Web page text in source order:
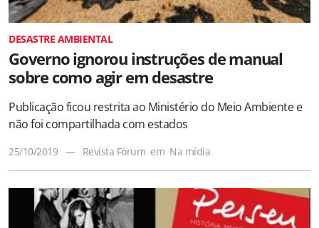
DESASTRE AMBIENTAL
Governo ignorou instruções de manual
sobre como agir em desastre
Publicação ficou restrita ao Ministério do Meio Ambiente e
não foi compartilhada com estados
25/10/2019 — Revista Fórum em Na mídia